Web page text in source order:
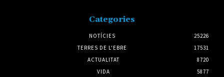
Categories
NOTÍCIES
25226
TERRES DE L'EBRE
17531
ACTUALITAT
8720
VIDA
5877